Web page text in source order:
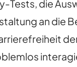
Tests, die
an die